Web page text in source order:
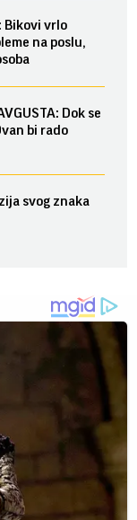
Bikovi vrlo
na poslu,
Dok se
bi rado
svog znaka